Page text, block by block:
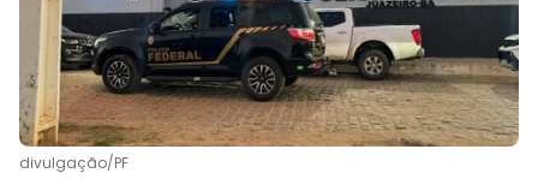
divulgação/PF